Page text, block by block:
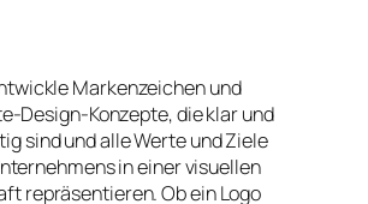
Markenzeichen und
Design-Konzepte, die klar und
sind und alle Werte und Ziele
in einer visuellen
repräsentieren. Ob ein Logo